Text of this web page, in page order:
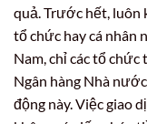
quả. Trước hết, luôn
tổ chức hay cá nhân
Nam, chỉ các tổ
Ngân hàng Nhà
động này. Việc giao